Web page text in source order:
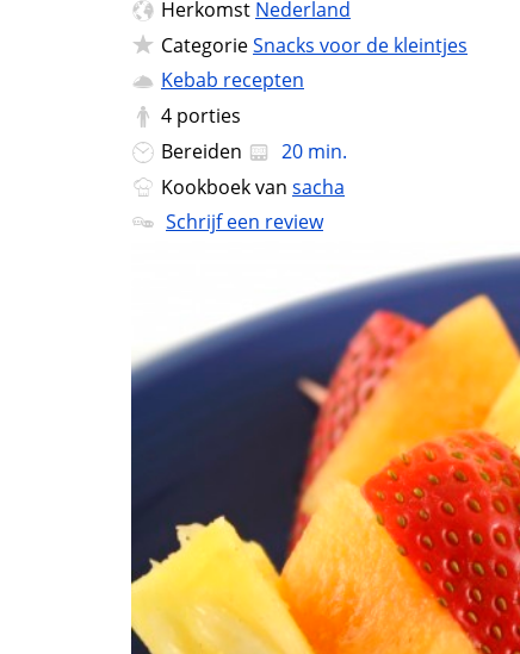
Herkomst Nederland
CategorieSnacks voor de kleintjes
Kebab recepten
4 porties
Bereiden
20 min.
Kookboek van sacha
Schrijf een review